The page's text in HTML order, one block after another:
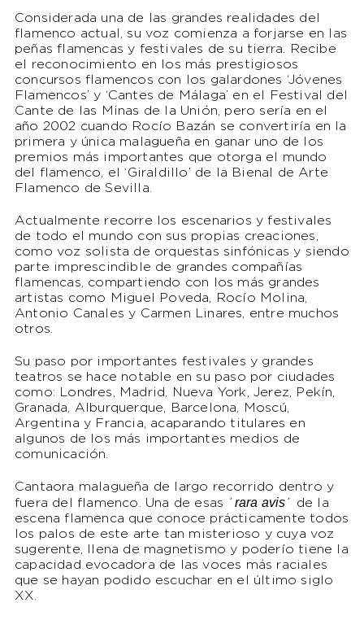
Considerada una de las grandes realidades del
flamenco actual, su voz comienza a forjarse en las
peñas flamencas y festivales de su tierra. Recibe
el reconocimiento en los más prestigiosos
concursos flamencos con los galardones ‘Jóvenes
Flamencos’ y ‘Cantes de Málaga’ en el Festival del
Cante de las Minas de la Unión, pero sería en el
año 2002 cuando Rocío Bazán se convertiría en la
primera y única malagueña en ganar uno de los
premios más importantes que otorga el mundo
del flamenco, el ‘Giraldillo’ de la Bienal de Arte
Flamenco de Sevilla.
Actualmente recorre los escenarios y festivales
de todo el mundo con sus propias creaciones,
como voz solista de orquestas sinfónicas y siendo
parte imprescindible de grandes compañías
flamencas, compartiendo con los más grandes
artistas como Miguel Poveda, Rocío Molina,
Antonio Canales y Carmen Linares, entre muchos
otros.
Su paso por importantes festivales y grandes
teatros se hace notable en su paso por ciudades
como: Londres, Madrid, Nueva York, Jerez, Pekín,
Granada, Alburquerque, Barcelona, Moscú,
Argentina y Francia, acaparando titulares en
algunos de los más importantes medios de
comunicación.
Cantaora malagueña de largo recorrido dentro y
fuera del flamenco. Una de esas ´ rara avis ´ de la
escena flamenca que conoce prácticamente todos
los palos de este arte tan misterioso y cuya voz
sugerente, llena de magnetismo y poderío tiene la
capacidad evocadora de las voces más raciales
que se hayan podido escuchar en el último siglo
XX.